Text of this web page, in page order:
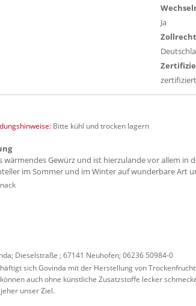
Ja
Bitte kühl und trocken lagern
wärmendes Gewürz und ist hierzulande vor allem in
im Sommer und im Winter auf wunderbare Art
Dieselstraße ; 67141 Neuhofen; 06236 50984-0
sich Govinda mit der Herstellung von
auch ohne künstliche Zusatzstoffe lecker
unser Ziel.